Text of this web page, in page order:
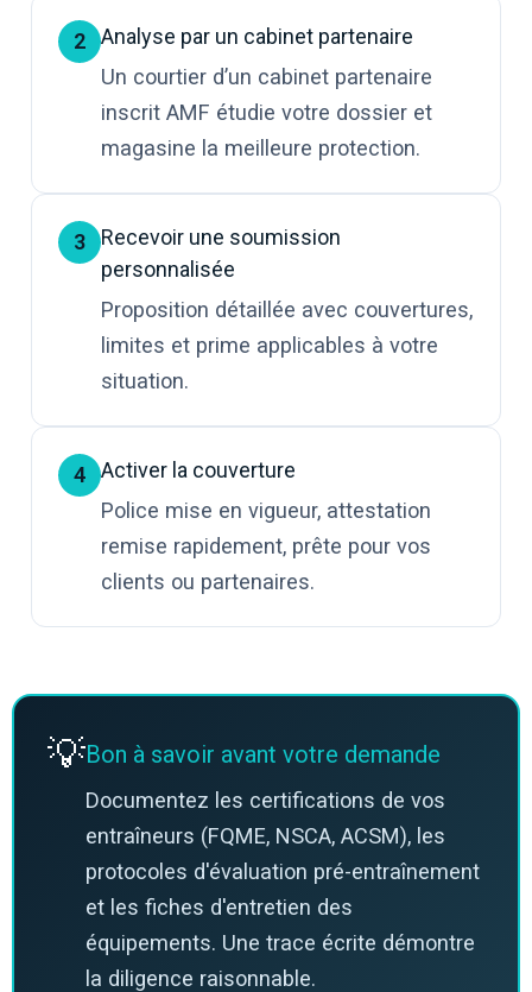
2
Analyse par un cabinet partenaire
Un courtier d’un cabinet partenaire
inscrit AMF étudie votre dossier et
magasine la meilleure protection.
3
Recevoir une soumission
personnalisée
Proposition détaillée avec couvertures,
limites et prime applicables à votre
situation.
4
Activer la couverture
Police mise en vigueur, attestation
remise rapidement, prête pour vos
clients ou partenaires.
💡Bon à savoir avant votre demande
Documentez les certifications de vos
entraîneurs (FQME, NSCA, ACSM), les
protocoles d'évaluation pré-entraînement
et les fiches d'entretien des
équipements. Une trace écrite démontre
la diligence raisonnable.